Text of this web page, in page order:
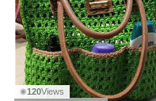
◉120Views